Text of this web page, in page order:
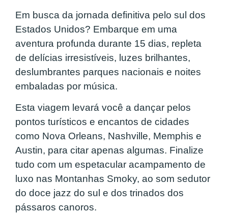
Em busca da jornada definitiva pelo sul dos
Estados Unidos? Embarque em uma
aventura profunda durante 15 dias, repleta
de delícias irresistíveis, luzes brilhantes,
deslumbrantes parques nacionais e noites
embaladas por música.
Esta viagem levará você a dançar pelos
pontos turísticos e encantos de cidades
como Nova Orleans, Nashville, Memphis e
Austin, para citar apenas algumas. Finalize
tudo com um espetacular acampamento de
luxo nas Montanhas Smoky, ao som sedutor
do doce jazz do sul e dos trinados dos
pássaros canoros.